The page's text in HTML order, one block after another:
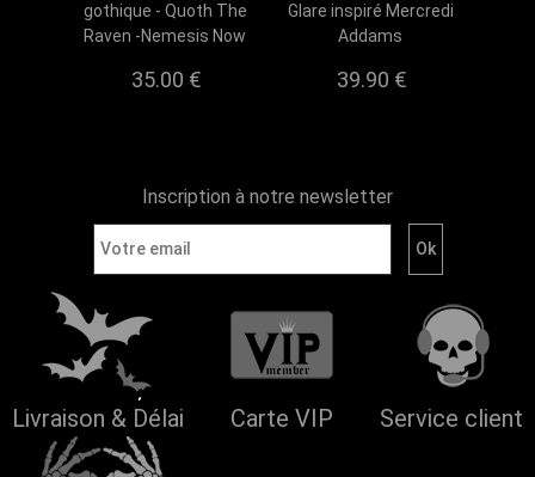
gothique - Quoth The
Raven -Nemesis Now
35.00 €
Glare inspiré Mercredi
Addams
39.90 €
Inscription à notre newsletter
Livraison & Délai Carte VIP Service client